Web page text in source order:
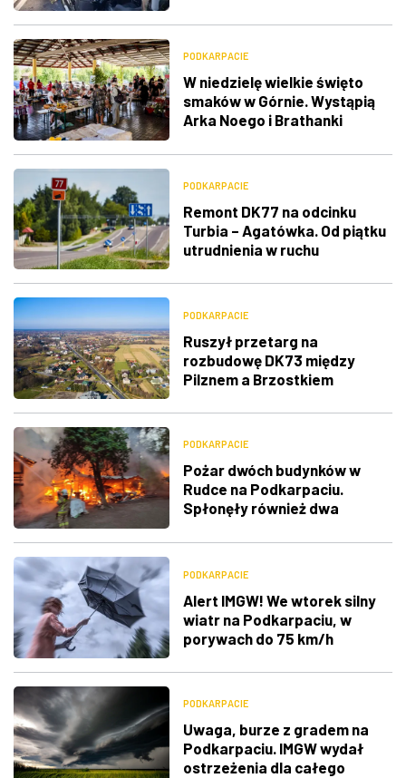
PODKARPACIE
W niedzielę wielkie święto
smaków w Górnie. Wystąpią
Arka Noego i Brathanki
PODKARPACIE
Remont DK77 na odcinku
Turbia – Agatówka. Od piątku
utrudnienia w ruchu
PODKARPACIE
Ruszył przetarg na
rozbudowę DK73 między
Pilznem a Brzostkiem
PODKARPACIE
Pożar dwóch budynków w
Rudce na Podkarpaciu.
Spłonęły również dwa
PODKARPACIE
Alert IMGW! We wtorek silny
wiatr na Podkarpaciu, w
porywach do 75 km/h
PODKARPACIE
Uwaga, burze z gradem na
Podkarpaciu. IMGW wydał
ostrzeżenia dla całego